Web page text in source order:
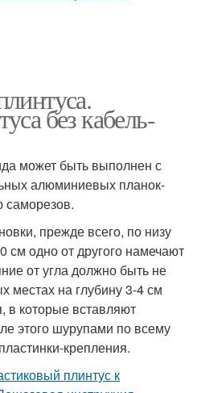
без кабель-
может быть выполнен с
алюминиевых планок-
прежде всего, по низу
см одно от другого намечают
от угла должно быть не
местах на глубину 3-4 см
в которые вставляют
этого шурупами по всему
крепления.